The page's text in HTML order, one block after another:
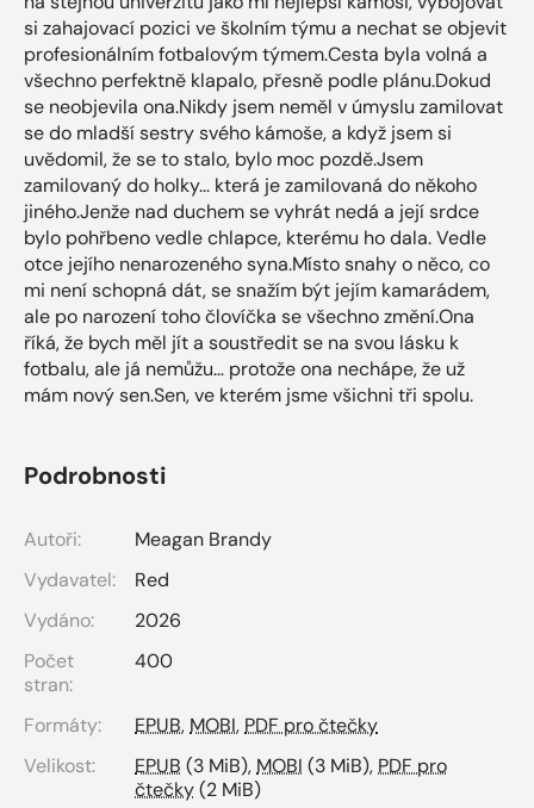
si zahajovací pozici ve školním týmu a nechat se objevit
profesionálním fotbalovým týmem.Cesta byla volná a
všechno perfektně klapalo, přesně podle plánu.Dokud
se neobjevila ona.Nikdy jsem neměl v úmyslu zamilovat
se do mladší sestry svého kámoše, a když jsem si
uvědomil, že se to stalo, bylo moc pozdě.Jsem
zamilovaný do holky... která je zamilovaná do někoho
jiného.Jenže nad duchem se vyhrát nedá a její srdce
bylo pohřbeno vedle chlapce, kterému ho dala. Vedle
otce jejího nenarozeného syna.Místo snahy o něco, co
mi není schopná dát, se snažím být jejím kamarádem,
ale po narození toho človíčka se všechno změní.Ona
říká, že bych měl jít a soustředit se na svou lásku k
fotbalu, ale já nemůžu… protože ona nechápe, že už
mám nový sen.Sen, ve kterém jsme všichni tři spolu.
Podrobnosti
Autoři:
Meagan Brandy
Vydavatel:
Red
Vydáno:
2026
Počet
stran:
400
Formáty: EPUB, MOBI, PDF pro čtečky
Velikost:
EPUB (3 MiB), MOBI (3 MiB), PDF pro
čtečky(2 MiB)